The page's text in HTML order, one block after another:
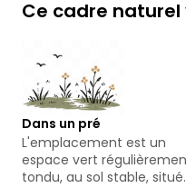
Ce cadre
Dans un pré
L'emplacement est un
espace vert
tondu, au sol stable, situé